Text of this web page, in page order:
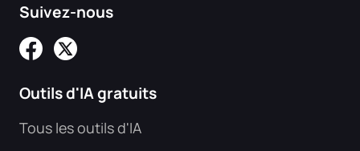
Suivez-nous
Outils d'IA gratuits
Tous les outils d'IA